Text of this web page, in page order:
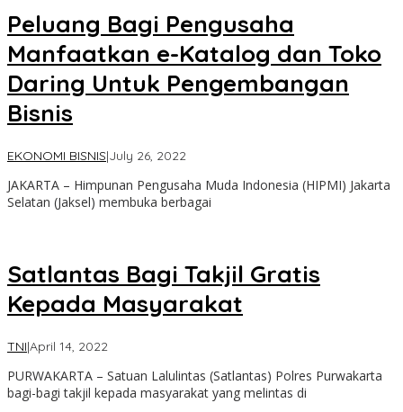
Peluang Bagi Pengusaha
Manfaatkan e-Katalog dan Toko
Daring Untuk Pengembangan
Bisnis
EKONOMI BISNIS|July 26, 2022
JAKARTA – Himpunan Pengusaha Muda Indonesia (HIPMI) Jakarta
Selatan (Jaksel) membuka berbagai
Satlantas Bagi Takjil Gratis
Kepada Masyarakat
TNI|April 14, 2022
PURWAKARTA – Satuan Lalulintas (Satlantas) Polres Purwakarta
bagi-bagi takjil kepada masyarakat yang melintas di